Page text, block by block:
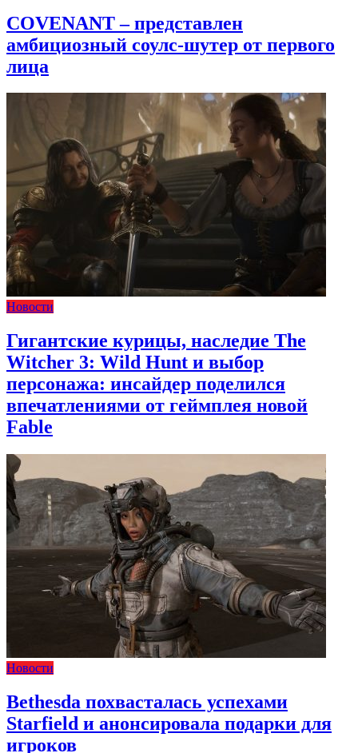
COVENANT – представлен
амбициозный соулс-шутер от первого
лица
Новости
Гигантские курицы, наследие The
Witcher 3: Wild Hunt и выбор
персонажа: инсайдер поделился
впечатлениями от геймплея новой
Fable
Новости
Bethesda похвасталась успехами
Starfield и анонсировала подарки для
игроков